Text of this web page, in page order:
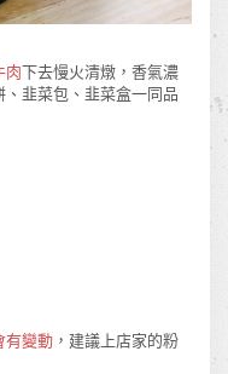
肉下去慢火清燉，香氣濃
韭菜包、韭菜盒一同品
有變動 ，建議上店家的粉